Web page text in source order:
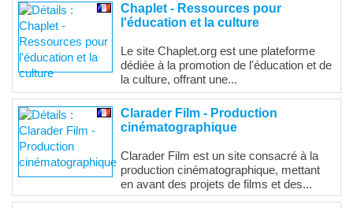
Chaplet - Ressources pour
l'éducation et la culture
Le site Chaplet.org est une plateforme
dédiée à la promotion de l'éducation et de
la culture, offrant une...
Clarader Film - Production
cinématographique
Clarader Film est un site consacré à la
production cinématographique, mettant
en avant des projets de films et des...